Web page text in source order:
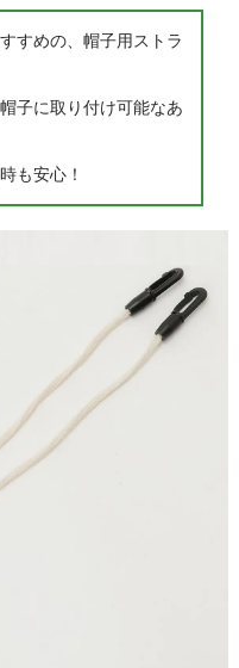
すめの、帽子用ストラ
子に取り付け可能なあ
も安心！